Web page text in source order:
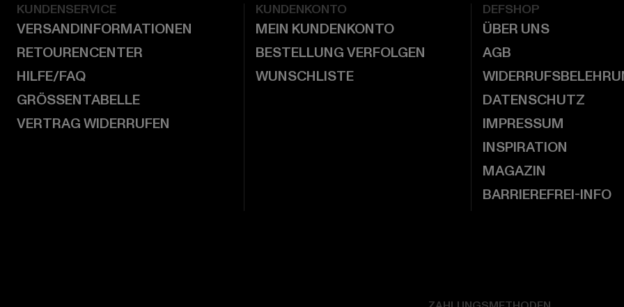
KUNDENSERVICE
VERSANDINFORMATIONEN
RETOURENCENTER
HILFE/FAQ
GRÖSSENTABELLE
VERTRAG WIDERRUFEN
KUNDENKONTO
MEIN KUNDENKONTO
BESTELLUNG VERFOLGEN
WUNSCHLISTE
DEFSHOP
ÜBER UNS
AGB
DATENSCHUTZ
IMPRESSUM
INSPIRATION
MAGAZIN
BARRIEREFREI-INFO